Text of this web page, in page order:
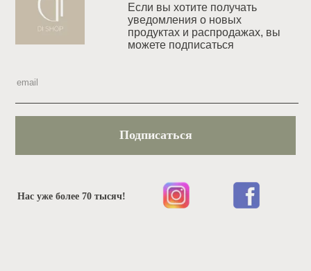
Если вы хотите получать
уведомления o новых
продуктах и распродажах, вы
можете подписаться
Подписаться
Нас уже более 70 тысяч!